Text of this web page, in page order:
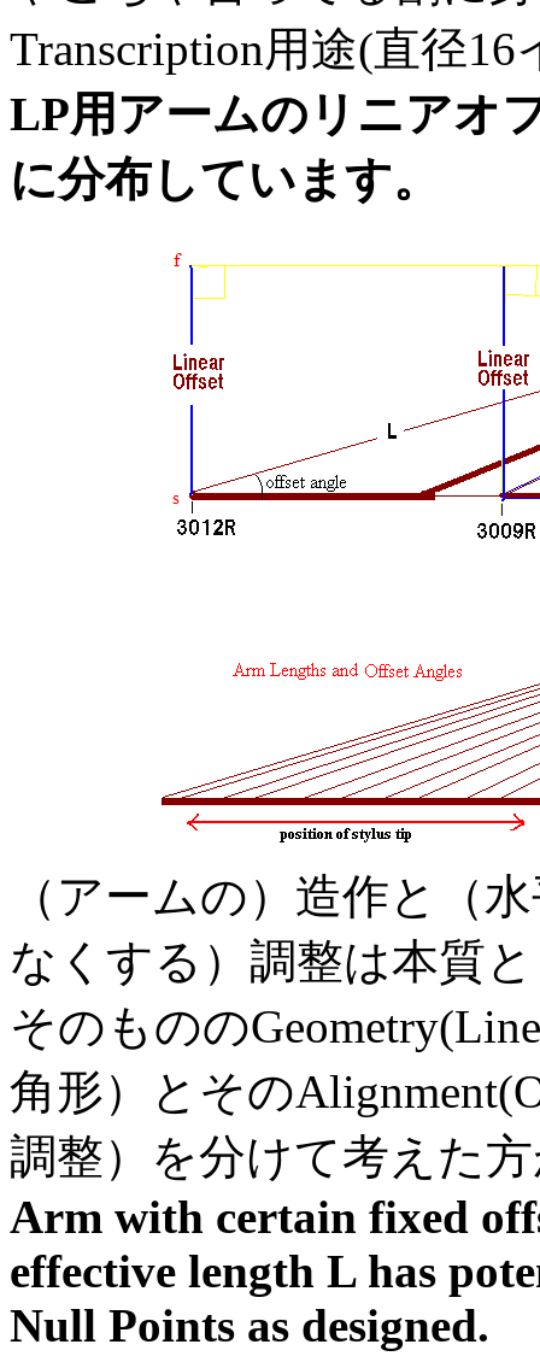
Transcription用途(直径
LP用アームのリニアオ
に分布しています。
（アームの）造作と（
なくする）調整は本質
そのものの
角形）とその
調整）を分けて考えた
Arm with certain fixed
effective length L has
Null Points as designed.